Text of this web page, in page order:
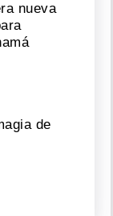
nueva
de